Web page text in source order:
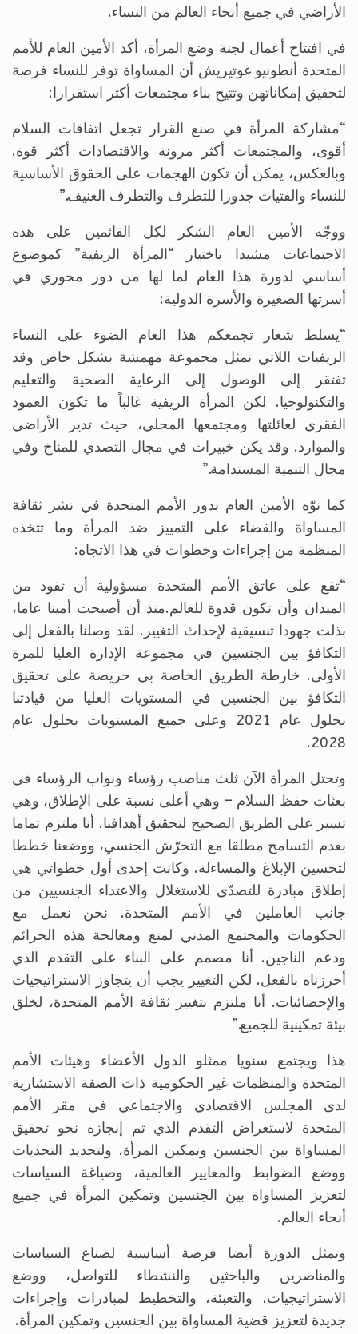
الأراضي في جميع أنحاء العالم من النساء.
في افتتاح أعمال لجنة وضع المرأة، أكد الأمين العام للأمم
المتحدة أنطونيو غوتيريش أن المساواة توفر للنساء فرصة
لتحقيق إمكاناتهن وتتيح بناء مجتمعات أكثر استقرارا:
“مشاركة المرأة في صنع القرار تجعل اتفاقات السلام
أقوى، والمجتمعات أكثر مرونة والاقتصادات أكثر قوة.
وبالعكس، يمكن أن تكون الهجمات على الحقوق الأساسية
للنساء والفتيات جذورا للتطرف والتطرف العنيف.”
ووجّه الأمين العام الشكر لكل القائمين على هذه
الاجتماعات مشيدا باختيار “المرأة الريفية” كموضوع
أساسي لدورة هذا العام لما لها من دور محوري في
أسرتها الصغيرة والأسرة الدولية:
“يسلط شعار تجمعكم هذا العام الضوء على النساء
الريفيات اللاتي تمثل مجموعة مهمشة بشكل خاص وقد
تفتقر إلى الوصول إلى الرعاية الصحية والتعليم
والتكنولوجيا. لكن المرأة الريفية غالباً ما تكون العمود
الفقري لعائلتها ومجتمعها المحلي، حيث تدير الأراضي
والموارد. وقد يكن خبيرات في مجال التصدي للمناخ وفي
مجال التنمية المستدامة.”
كما نوّه الأمين العام بدور الأمم المتحدة في نشر ثقافة
المساواة والقضاء على التمييز ضد المرأة وما تتخذه
المنظمة من إجراءات وخطوات في هذا الاتجاه:
“تقع على عاتق الأمم المتحدة مسؤولية أن تقود من
الميدان وأن تكون قدوة للعالم.منذ أن أصبحت أمينا عاما،
بذلت جهودا تنسيقية لإحداث التغيير. لقد وصلنا بالفعل إلى
التكافؤ بين الجنسين في مجموعة الإدارة العليا للمرة
الأولى. خارطة الطريق الخاصة بي حريصة على تحقيق
التكافؤ بين الجنسين في المستويات العليا من قيادتنا
بحلول عام 2021 وعلى جميع المستويات بحلول عام
2028.
وتحتل المرأة الآن ثلث مناصب رؤساء ونواب الرؤساء في
بعثات حفظ السلام – وهي أعلى نسبة على الإطلاق، وهي
تسير على الطريق الصحيح لتحقيق أهدافنا. أنا ملتزم تماما
بعدم التسامح مطلقا مع التحرّش الجنسي، ووضعنا خططا
لتحسين الإبلاغ والمساءلة. وكانت إحدى أول خطواتي هي
إطلاق مبادرة للتصدّي للاستغلال والاعتداء الجنسيين من
جانب العاملين في الأمم المتحدة. نحن نعمل مع
الحكومات والمجتمع المدني لمنع ومعالجة هذه الجرائم
ودعم الناجين. أنا مصمم على البناء على التقدم الذي
أحرزناه بالفعل. لكن التغيير يجب أن يتجاوز الاستراتيجيات
والإحصائيات. أنا ملتزم بتغيير ثقافة الأمم المتحدة، لخلق
بيئة تمكينية للجميع.”
هذا ويجتمع سنويا ممثلو الدول الأعضاء وهيئات الأمم
المتحدة والمنظمات غير الحكومية ذات الصفة الاستشارية
لدى المجلس الاقتصادي والاجتماعي في مقر الأمم
المتحدة لاستعراض التقدم الذي تم إنجازه نحو تحقيق
المساواة بين الجنسين وتمكين المرأة، ولتحديد التحديات
ووضع الضوابط والمعايير العالمية، وصياغة السياسات
لتعزيز المساواة بين الجنسين وتمكين المرأة في جميع
أنحاء العالم.
وتمثل الدورة أيضا فرصة أساسية لصناع السياسات
والمناصرين والباحثين والنشطاء للتواصل، ووضع
الاستراتيجيات، والتعبئة، والتخطيط لمبادرات وإجراءات
جديدة لتعزيز قضية المساواة بين الجنسين وتمكين المرأة.